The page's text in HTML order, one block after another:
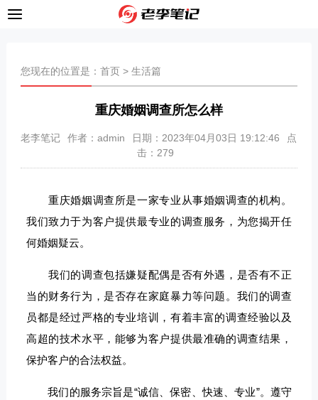
您现在的位置是： 首页> 生活篇
重庆婚姻调查所怎么样
老李笔记 作者：admin 日期：2023年04月03日 19:12:46
点
击： 279
重庆婚姻调查所是一家专业从事婚姻调查的机构。
我们致力于为客户提供最专业的调查服务，为您揭开任
何婚姻疑云。
我们的调查包括嫌疑配偶是否有外遇，是否有不正
当的财务行为，是否存在家庭暴力等问题。我们的调查
员都是经过严格的专业培训，有着丰富的调查经验以及
高超的技术水平，能够为客户提供最准确的调查结果，
保护客户的合法权益。
我们的服务宗旨是“诚信、保密、快速、专业”。遵守